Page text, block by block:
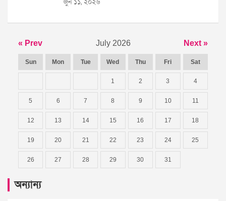
« Prev July 2026 Next »
Sun Mon Tue Wed Thu Fri Sat
1 2 3 4
5 6 7 8 9 10 11
12 13 14 15 16 17 18
19 20 21 22 23 24 25
26 27 28 29 30 31
অন্যান্য